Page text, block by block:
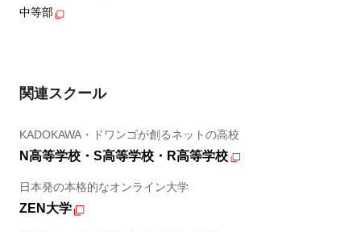
中等部
関連スクール
KADOKAWA・ドワンゴが創るネットの高校
N高等学校・S高等学校・R高等学校
日本発の本格的なオンライン大学
ZEN大学